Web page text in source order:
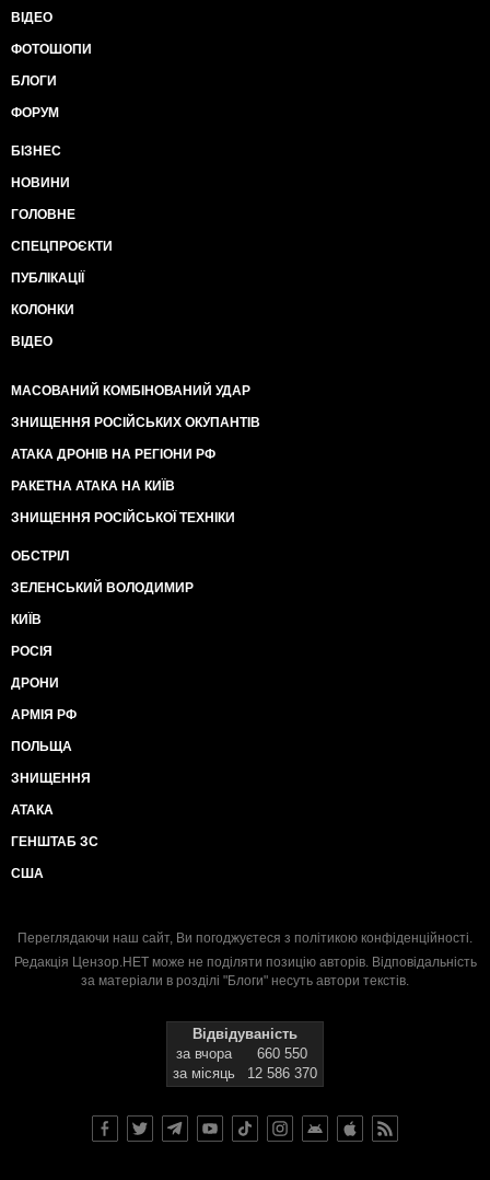
ВІДЕО
ФОТОШОПИ
БЛОГИ
ФОРУМ
БІЗНЕС
НОВИНИ
ГОЛОВНЕ
СПЕЦПРОЄКТИ
ПУБЛІКАЦІЇ
КОЛОНКИ
ВІДЕО
МАСОВАНИЙ КОМБІНОВАНИЙ УДАР
ЗНИЩЕННЯ РОСІЙСЬКИХ ОКУПАНТІВ
АТАКА ДРОНІВ НА РЕГІОНИ РФ
РАКЕТНА АТАКА НА КИЇВ
ЗНИЩЕННЯ РОСІЙСЬКОЇ ТЕХНІКИ
ОБСТРІЛ
ЗЕЛЕНСЬКИЙ ВОЛОДИМИР
КИЇВ
РОСІЯ
ДРОНИ
АРМІЯ РФ
ПОЛЬЩА
ЗНИЩЕННЯ
АТАКА
ГЕНШТАБ ЗС
США
Переглядаючи наш сайт, Ви погоджуєтеся з політикою конфіденційності.
Редакція Цензор.НЕТ може не поділяти позицію авторів. Відповідальність
за матеріали в розділі "Блоги" несуть автори текстів.
Відвідуваність
за вчора
660 550
за місяць
12 586 370